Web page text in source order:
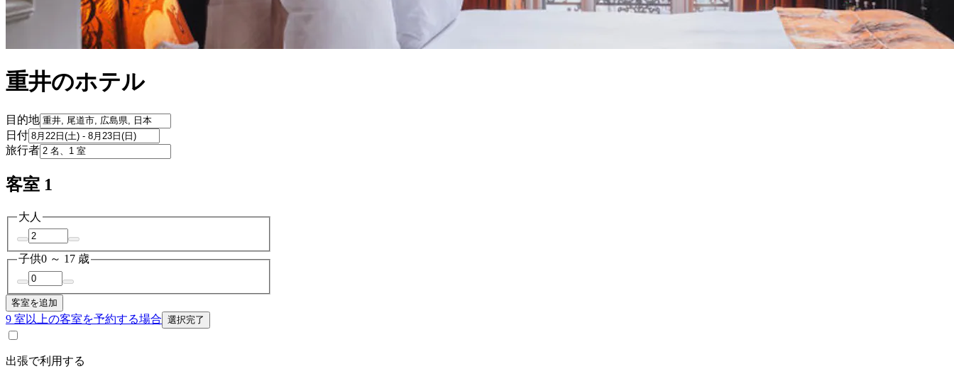
重井のホテル
目的地
日付
旅行者
客室 1
大人
子供0 ～ 17 歳
客室を追加
9 室以上の客室を予約する場合 選択完了
出張で利用する